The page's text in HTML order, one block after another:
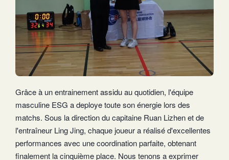
Grâce à un entrainement assidu au quotidien, l'équipe
masculine ESG a deploye toute son énergie lors des
matchs. Sous la direction du capitaine Ruan Lizhen et de
l'entraîneur Ling Jing, chaque joueur a réalisé d'excellentes
performances avec une coordination parfaite, obtenant
finalement la cinquième place. Nous tenons a exprimer